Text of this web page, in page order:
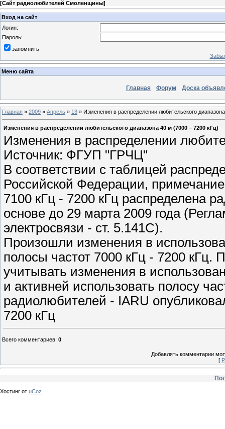
[Сайт радиолюбителей Смоленщины]
Вход на сайт
Логин:
Пароль:
запомнить
Меню сайта
Главная Форум Доска
Главная » 2009 » Апрель » 13 » Изменения в распределении любительского
Изменения в распределении любительского диапазона 40 м (7000 – 7200 кГц)
Изменения в распределении
Источник: ФГУП "ГРЧЦ"
В соответствии с таблицей
Российской Федерации,
7100 кГц - 7200 кГц распределена
основе до 29 марта 2009 года
электросвязи - ст. 5.141С).
Произошли изменения в
полосы частот 7000 кГц - 7200 кГц.
учитывать изменения в
и активней использовать полосу
радиолюбителей - IARU
7200 кГц
Всего комментариев: 0
Добавлять комментарии
[
Хостинг от uCoz